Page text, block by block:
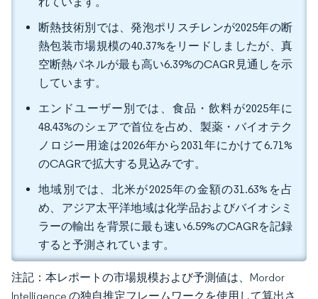
断熱技術別では、発泡ポリスチレンが2025年の断
熱包装市場規模の40.37%をリードしましたが、真
空断熱パネルが最も高い6.39%のCAGR見通しを示
しています。
エンドユーザー別では、食品・飲料が2025年に
48.43%のシェアで首位を占め、製薬・バイオテク
ノロジー用途は2026年から2031年にかけて6.71%
のCAGRで拡大する見込みです。
地域別では、北米が2025年の金額の31.63%を占
め、アジア太平洋地域は化学品およびバイオシミ
ラーの輸出を背景に最も速い6.59%のCAGRを記録
すると予測されています。
注記：本レポートの市場規模および予測値は、Mordor
Intelligence の独自推定フレームワークを使用して算出さ